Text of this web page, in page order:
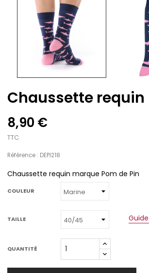
Chaussette requin
8,90 €
TTC
Référence : DEPI218
Chaussette requin marque Pom de Pin
COULEUR
TAILLE
QUANTITÉ